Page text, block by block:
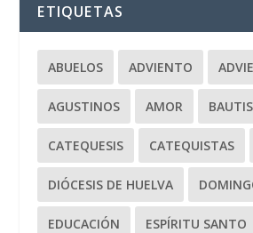
ETIQUETAS
ABUELOS ADVIENTO
AGUSTINOS AMOR
CATEQUESIS CATEQUISTAS
DIÓCESIS DE HUELVA
EDUCACIÓN ESPÍRITU SANTO